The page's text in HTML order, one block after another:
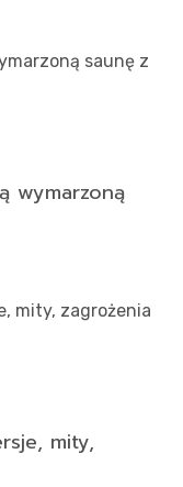
wymarzoną
mity,